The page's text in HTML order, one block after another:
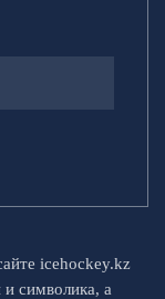
icehockey.kz
символика, а